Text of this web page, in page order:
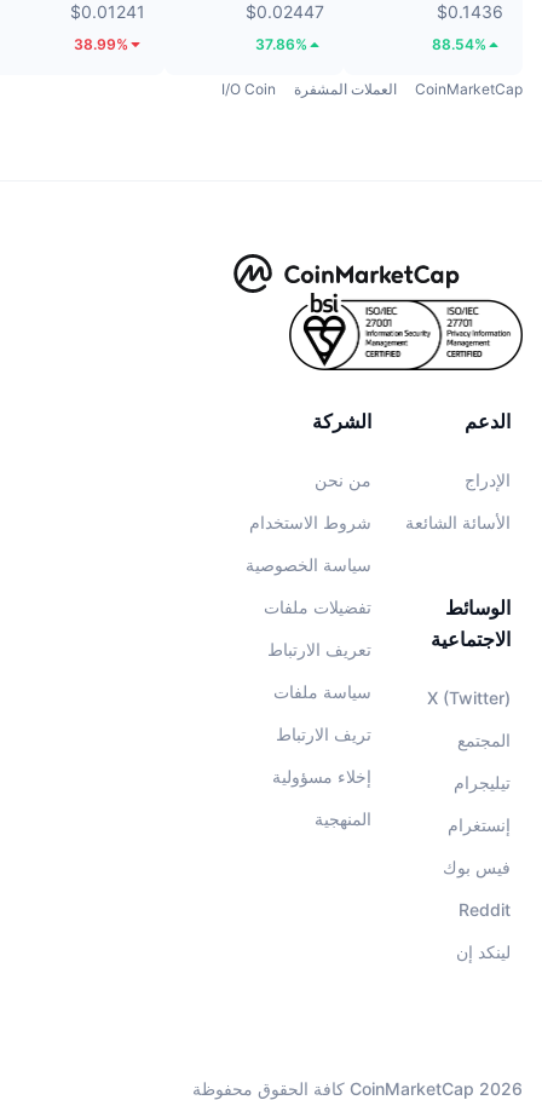
$0.1436
88.54%
$0.02447
37.86%
$0.01241
38.99%
CoinMarketCap العملات المشفرة I/O Coin
الشركة
من نحن
شروط الاستخدام
سياسة الخصوصية
تفضيلات ملفات
تعريف الارتباط
سياسة ملفات
تريف الارتباط
إخلاء مسؤولية
المنهجية
الدعم
الإدراج
الأسائة الشائعة
الوسائط
الاجتماعية
X (Twitter)
المجتمع
تيليجرام
إنستغرام
فيس بوك
Reddit
لينكد إن
CoinMarketCap 2026 كافة الحقوق محفوظة